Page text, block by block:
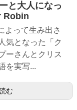
と大人になっ
Robin
よって生み出さ
気となった「ク
ーさんとクリス
を実写...
む